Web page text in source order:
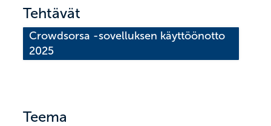
Tehtävät
Crowdsorsa -sovelluksen käyttöönotto
2025
Teema